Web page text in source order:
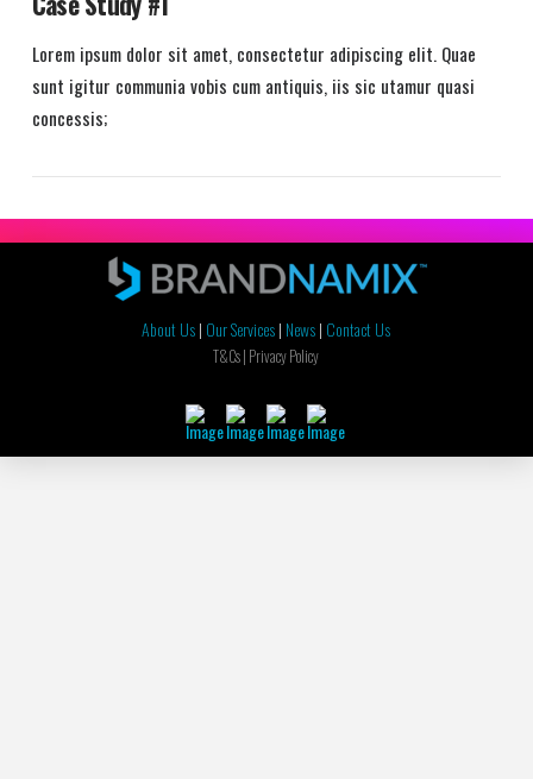
Lorem ipsum dolor sit amet, consectetur adipiscing elit. Quae
sunt igitur communia vobis cum antiquis, iis sic utamur quasi
concessis;
About Us| Our Services| News| Contact Us
T&Cs | Privacy Policy